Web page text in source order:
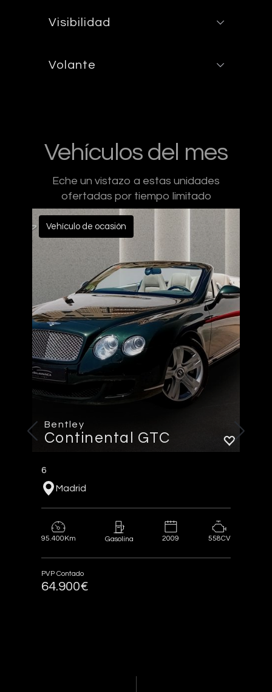
Visibilidad
Volante
Vehículos del mes
Eche un vistazo a estas unidades
ofertadas por tiempo limitado
Vehículo de ocasión
Bentley
Continental GTC
6
Madrid
95.400Km Gasolina 2009 558CV
PVP Contado
64.900€